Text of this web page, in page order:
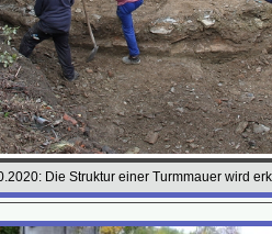
Die Struktur einer Turmmauer wird